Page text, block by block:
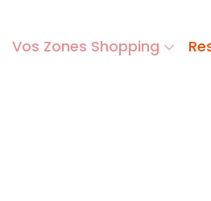
Vos Zones Shopping